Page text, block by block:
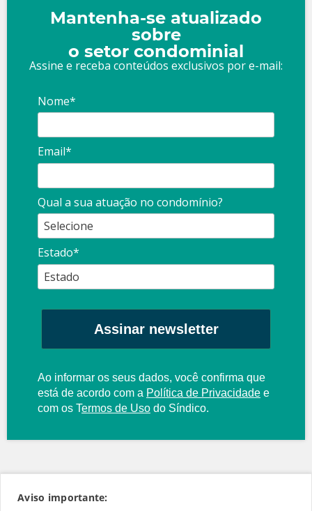
Mantenha-se atualizado
sobre
o setor condominial
Assine e receba conteúdos exclusivos por e-mail:
Nome*
Email*
Qual a sua atuação no condomínio?
Estado*
Assinar newsletter
Ao informar os seus dados, você confirma que
está de acordo com a Política de Privacidade e
com os Termos de Uso do Síndico.
Aviso importante: